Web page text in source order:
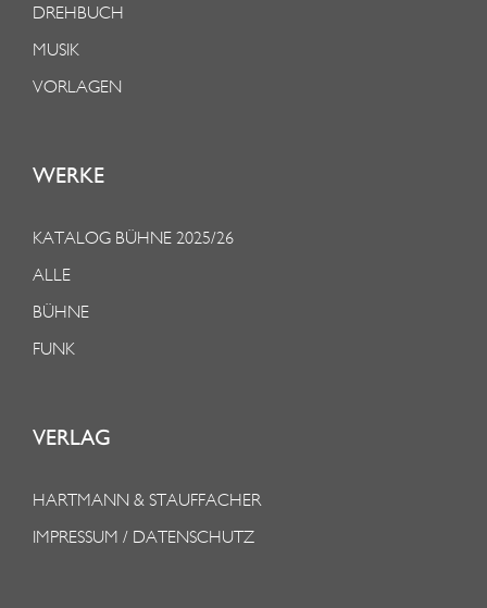
DREHBUCH
MUSIK
VORLAGEN
WERKE
KATALOG BÜHNE 2025/26
ALLE
BÜHNE
FUNK
VERLAG
HARTMANN & STAUFFACHER
IMPRESSUM / DATENSCHUTZ